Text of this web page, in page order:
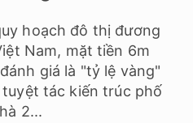
hoạch đô thị đương
Nam, mặt tiền 6m
giá là "tỷ lệ vàng"
tác kiến trúc phố
2...